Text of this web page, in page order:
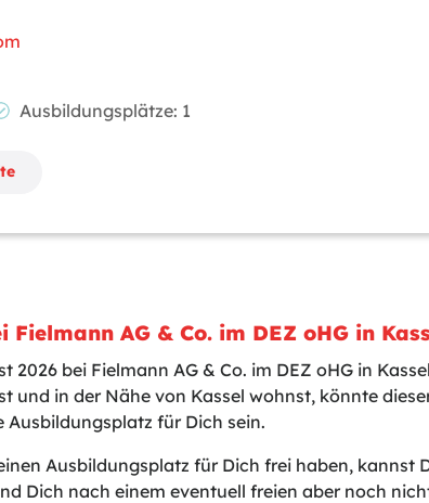
Ausbildungsplätze: 1
AG & Co. im DEZ oHG in
2026 bei Fielmann AG & Co. im DEZ oHG in
und in der Nähe von Kassel wohnst, könnte
Ausbildungsplatz für Dich sein.
Ausbildungsplatz für Dich frei haben, kannst
Dich nach einem eventuell freien aber noch